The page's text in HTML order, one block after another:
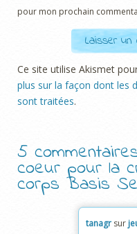
pour mon prochain
Ce site utilise Akismet
plus sur la façon dont les
sont traitées.
5
coeur pour la
corps Basis
tanagr sur